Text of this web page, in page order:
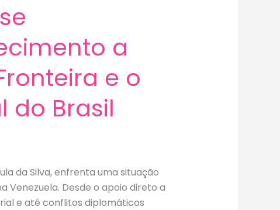
a
e o
do Brasil
da Silva, enfrenta uma situação
Venezuela. Desde o apoio direto a
e até conflitos diplomáticos